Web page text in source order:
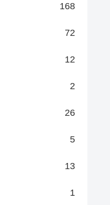
168
72
12
2
26
5
13
1